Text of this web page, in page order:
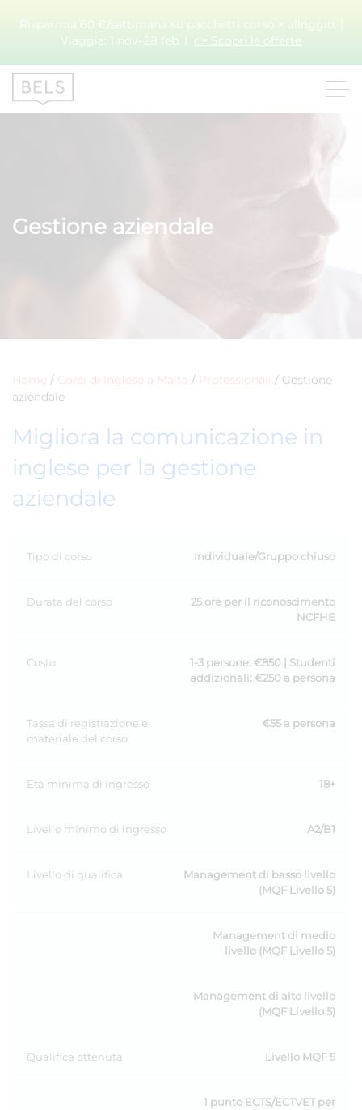
Risparmia 60 €/settimana su pacchetti corso + alloggio. |
Viaggia: 1 nov–28 feb. | 👉 Scopri le offerte
Gestione aziendale
Home / Corsi di Inglese a Malta / Professionali / Gestione
aziendale
Migliora la comunicazione in
inglese per la gestione
aziendale
Tipo di corso Individuale/Gruppo chiuso
Durata del corso
25 ore per il riconoscimento
NCFHE
Costo
1-3 persone: €850 | Studenti
addizionali: €250 a persona
Tassa di registrazione e
materiale del corso
€55 a persona
Età minima di ingresso 18+
Livello minimo di ingresso A2/B1
Livello di qualifica
Management di basso livello
(MQF Livello 5)
Management di medio
livello (MQF Livello 5)
Management di alto livello
(MQF Livello 5)
Qualifica ottenuta Livello MQF 5
1 punto ECTS/ECTVET per